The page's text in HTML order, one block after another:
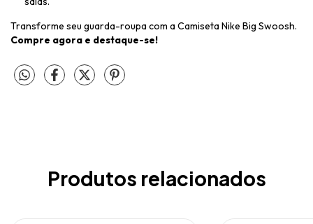
Transforme seu guarda-roupa com a Camiseta Nike Big Swoosh.
Compre agora e destaque-se!
Produtos relacionados